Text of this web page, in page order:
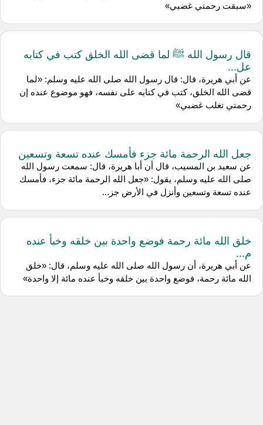
«سبقت رحمتي غضبي»
قال رسول الله ﷺ لما قضى الله الخلق كتب في كتابه
عل...
عن أبي هريرة، قال: قال رسول الله صلى الله عليه وسلم: «لما
قضى الله الخلق، كتب في كتابه على نفسه، فهو موضوع عنده إن
رحمتي تغلب غضبي»
جعل الله الرحمة مائة جزء فأمسك عنده تسعة وتسعين
عن سعيد بن المسيب، قال أن أبا هريرة، قال: سمعت رسول الله
صلى الله عليه وسلم، يقول: «جعل الله الرحمة مائة جزء، فأمسك
عنده تسعة وتسعين وأنزل في الأرض جز...
خلق الله مائة رحمة فوضع واحدة بين خلقه وخبأ عنده
م...
عن أبي هريرة، أن رسول الله صلى الله عليه وسلم، قال: «خلق
الله مائة رحمة، فوضع واحدة بين خلقه وخبأ عنده مائة إلا واحدة»